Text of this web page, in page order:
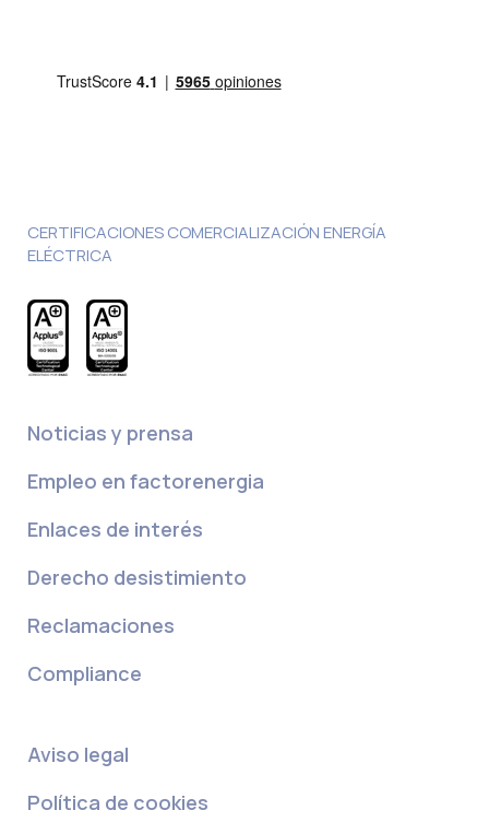
CERTIFICACIONES COMERCIALIZACIÓN ENERGÍA
ELÉCTRICA
Noticias y prensa
Empleo en factorenergia
Enlaces de interés
Derecho desistimiento
Reclamaciones
Compliance
Aviso legal
Política de cookies